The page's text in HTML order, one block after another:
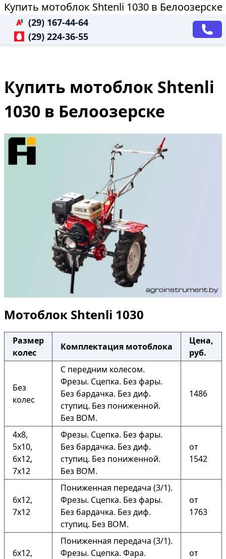
Купить мотоблок Shtenli 1030 в Белоозерске
(29) 167-44-64
(29) 224-36-55
Купить мотоблок Shtenli
1030 в Белоозерске
Мотоблок Shtenli 1030
Размер
колес
Комплектация мотоблока
Цена,
руб.
Без
колес
С передним колесом.
Фрезы. Сцепка. Без фары.
Без бардачка. Без диф.
ступиц. Без пониженной.
Без ВОМ.
1486
4х8,
5х10,
6х12,
7х12
Фрезы. Сцепка. Без фары.
Без бардачка. Без диф.
ступиц. Без пониженной.
Без ВОМ.
от
1542
6х12,
7х12
Пониженная передача (3/1).
Фрезы. Сцепка. Без фары.
Без бардачка. Без диф.
ступиц. Без ВОМ.
от
1763
6х12,
Пониженная передача (3/1).
Фрезы. Сцепка. Фара.
от